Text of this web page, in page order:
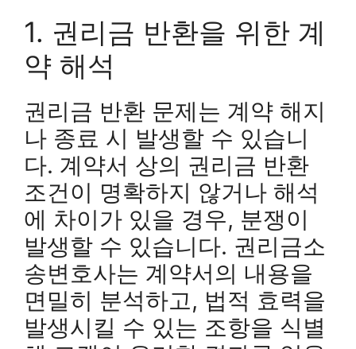
1. 권리금 반환을 위한 계
약 해석
권리금 반환 문제는 계약 해지
나 종료 시 발생할 수 있습니
다. 계약서 상의 권리금 반환
조건이 명확하지 않거나 해석
에 차이가 있을 경우, 분쟁이
발생할 수 있습니다. 권리금소
송변호사는 계약서의 내용을
면밀히 분석하고, 법적 효력을
발생시킬 수 있는 조항을 식별